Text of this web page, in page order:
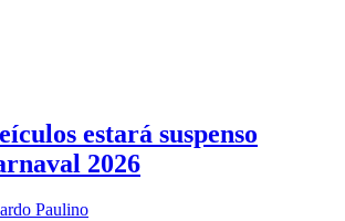
estará suspenso
2026
Paulino